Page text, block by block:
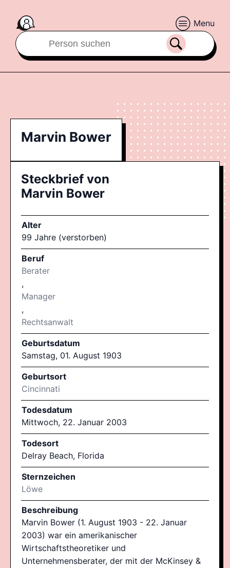
Menu
Marvin Bower
Steckbrief von
Marvin Bower
Alter
99 Jahre (verstorben)
Beruf
Berater
,
Manager
,
Rechtsanwalt
Geburtsdatum
Samstag, 01. August 1903
Geburtsort
Cincinnati
Todesdatum
Mittwoch, 22. Januar 2003
Todesort
Delray Beach, Florida
Sternzeichen
Löwe
Beschreibung
Marvin Bower (1. August 1903 - 22. Januar
2003) war ein amerikanischer
Wirtschaftstheoretiker und
Unternehmensberater, der mit der McKinsey &